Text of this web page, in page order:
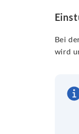
Bei
wird